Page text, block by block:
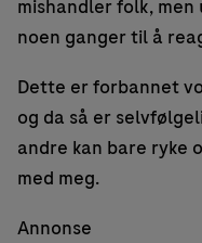
mishandler folk,
noen ganger til å
Dette er forbannet
og da så er
andre kan bare ryke
med meg.
Annonse